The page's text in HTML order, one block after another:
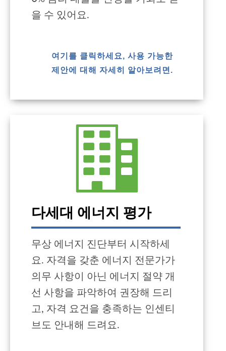
을 수 있어요.
여기를 클릭하세요, 사용 가능한
제안에 대해 자세히 알아보려면.
다세대 에너지 평가
무상 에너지 진단부터 시작하세
요. 자격을 갖춘 에너지 전문가가
의무 사항이 아닌 에너지 절약 개
선 사항을 파악하여 권장해 드리
고, 자격 요건을 충족하는 인센티
브도 안내해 드려요.